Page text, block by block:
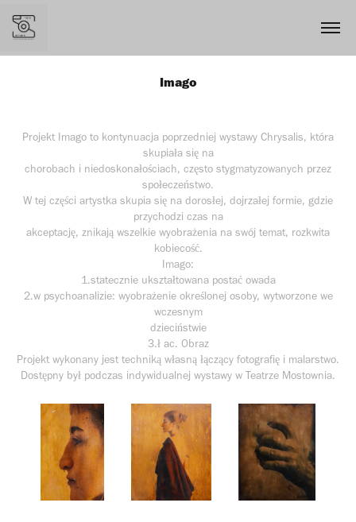
Imago
Projekt Imago to kontynuacja poprzedniej wystawy Chrysalis, która
skupiała się na
chorobach i niedoskonałościach, często stygmatyzowanych przez
społeczeństwo.
W tej części artystka skupia się na dorosłej, dojrzałej formie, gdzie
przychodzi czas na
akceptację, znikają wszelkie wyobrażenia na swój temat, rozkwita
kobiecość.
Imago:
1.statecznie ukształtowana postać owada
2.w psychoanalizie: wyobrażenie określonej osoby, wytworzone we
wczesnym
dzieciństwie
3.ł ac. Obraz
Projekt wykonany jest techniką własną łączący fotografię i malarstwo.
Dostępny był podczas indywidualnej wystawy w Teatrze Mostownia.